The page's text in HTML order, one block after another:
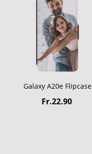
Galaxy A20e Flipcase
Fr.22.90